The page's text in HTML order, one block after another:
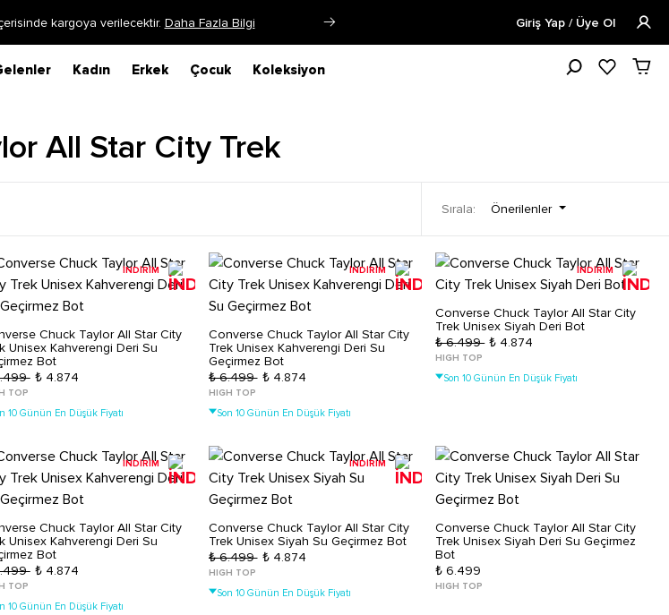
kargoya verilecektir. Daha Fazla Bilgi Öğrencilere Özel Tüm Ürünlerde
Giriş Yap / Üye Ol
Kadın Erkek Çocuk Koleksiyon
All Star City Trek
Sırala: Önerilenler
İNDİRİM
Chuck Taylor All Star City
Unisex Kahverengi Deri Su
Bot
₺ 4.874
TOP
10 Günün En Düşük Fiyatı
İNDİRİM
Converse Chuck Taylor All Star City
Trek Unisex Kahverengi Deri Su
Geçirmez Bot
₺ 6.499 ₺ 4.874
HIGH TOP
Son 10 Günün En Düşük Fiyatı
İNDİRİM
Converse Chuck Taylor All Star City
Trek Unisex Siyah Deri Bot
₺ 6.499 ₺ 4.874
HIGH TOP
Son 10 Günün En Düşük Fiyatı
İNDİRİM
Chuck Taylor All Star City
Unisex Kahverengi Deri Su
Bot
₺ 4.874
TOP
10 Günün En Düşük Fiyatı
İNDİRİM
Converse Chuck Taylor All Star City
Trek Unisex Siyah Su Geçirmez Bot
₺ 6.499 ₺ 4.874
HIGH TOP
Son 10 Günün En Düşük Fiyatı
Converse Chuck Taylor All Star City
Trek Unisex Siyah Deri Su Geçirmez
Bot
₺ 6.499
HIGH TOP